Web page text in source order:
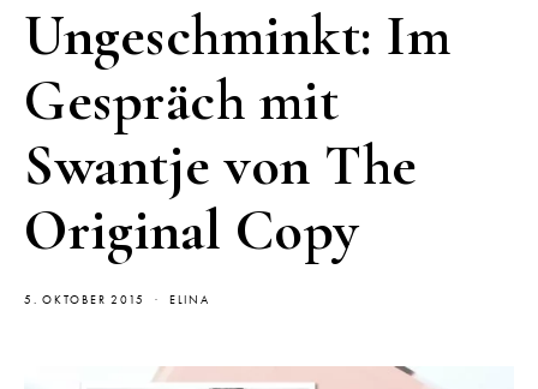
Ungeschminkt: Im
Gespräch mit
Swantje von The
Original Copy
5. OKTOBER 2015 ELINA